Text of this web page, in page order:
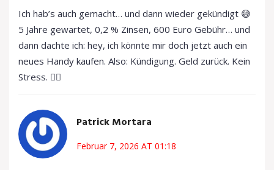
Ich hab’s auch gemacht… und dann wieder gekündigt 😅
5 Jahre gewartet, 0,2 % Zinsen, 600 Euro Gebühr… und
dann dachte ich: hey, ich könnte mir doch jetzt auch ein
neues Handy kaufen. Also: Kündigung. Geld zurück. Kein
Stress. 🤷‍♂️
Patrick Mortara
Februar 7, 2026 AT 01:18